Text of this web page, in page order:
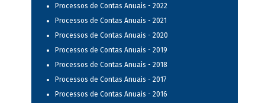
Processos de Contas Anuais - 2022
Processos de Contas Anuais - 2021
Processos de Contas Anuais - 2020
Processos de Contas Anuais - 2019
Processos de Contas Anuais - 2018
Processos de Contas Anuais - 2017
Processos de Contas Anuais - 2016